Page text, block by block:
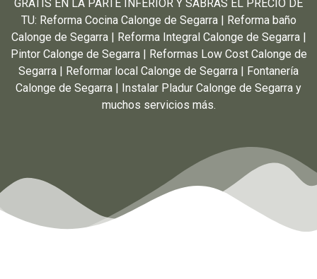
GRATIS EN LA PARTE INFERIOR Y SABRÁS EL PRECIO DE
TU: Reforma Cocina Calonge de Segarra | Reforma baño
Calonge de Segarra | Reforma Integral Calonge de Segarra |
Pintor Calonge de Segarra | Reformas Low Cost Calonge de
Segarra | Reformar local Calonge de Segarra | Fontanería
Calonge de Segarra | Instalar Pladur Calonge de Segarra y
muchos servicios más.